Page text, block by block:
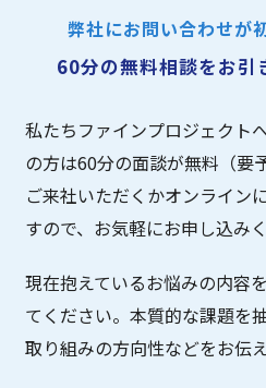
弊社にお問い合わせが
60分の無料相談をお引
私たちファインプロジェクト
の方は60分の面談が無料（要
ご来社いただくかオンライン
すので、お気軽にお申し込みく
現在抱えているお悩みの内容
てください。本質的な課題を
取り組みの方向性などをお伝